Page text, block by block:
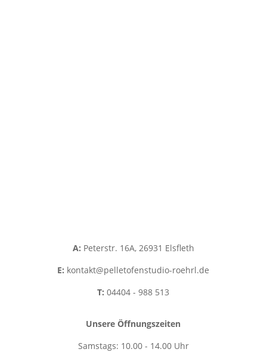
A: Peterstr. 16A, 26931 Elsfleth
E: kontakt@pelletofenstudio-roehrl.de
T: 04404 - 988 513
Unsere Öffnungszeiten
Samstags: 10.00 - 14.00 Uhr